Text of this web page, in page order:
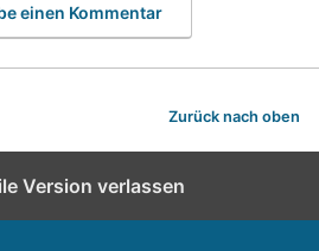
einen Kommentar
Zurück nach oben
Version verlassen